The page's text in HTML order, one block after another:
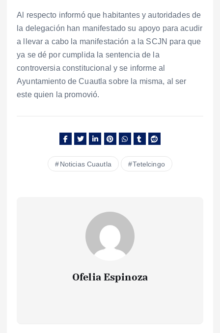
Al respecto informó que habitantes y autoridades de
la delegación han manifestado su apoyo para acudir
a llevar a cabo la manifestación a la SCJN para que
ya se dé por cumplida la sentencia de la
controversia constitucional y se informe al
Ayuntamiento de Cuautla sobre la misma, al ser
este quien la promovió.
Noticias Cuautla Tetelcingo
Ofelia Espinoza